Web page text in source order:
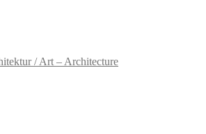
/ Art – Architecture